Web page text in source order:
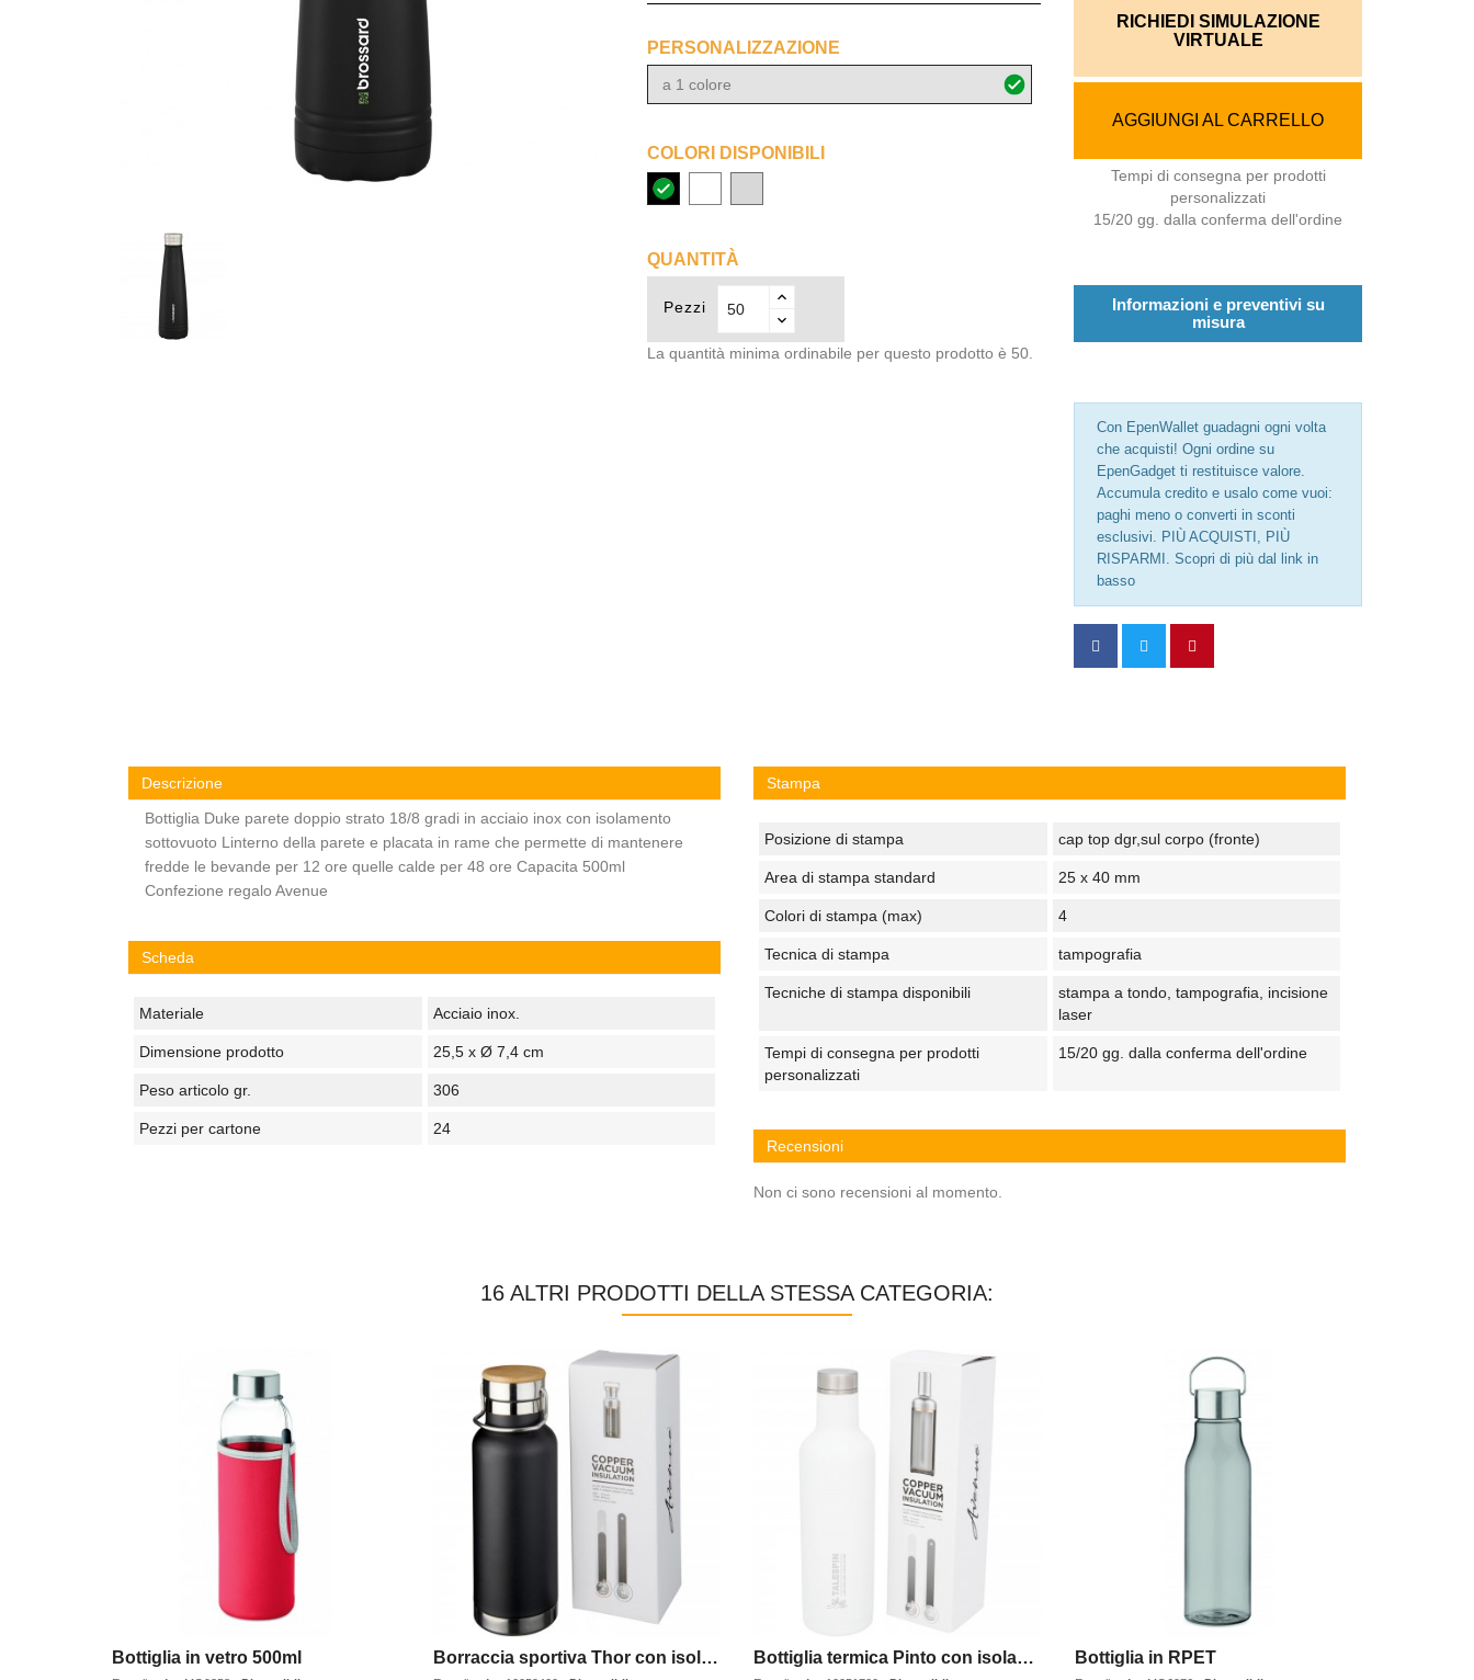
PERSONALIZZAZIONE
a 1 colore
COLORI DISPONIBILI
nero
QUANTITÀ
Pezzi
La quantità minima ordinabile per questo prodotto è 50.
RICHIEDI SIMULAZIONE
VIRTUALE
AGGIUNGI AL CARRELLO
Tempi di consegna per prodotti
personalizzati
15/20 gg. dalla conferma dell'ordine
Informazioni e preventivi su
misura
Con EpenWallet guadagni ogni volta
che acquisti! Ogni ordine su
EpenGadget ti restituisce valore.
Accumula credito e usalo come vuoi:
paghi meno o converti in sconti
esclusivi. PIÙ ACQUISTI, PIÙ
RISPARMI. Scopri di più dal link in
basso
Descrizione
Bottiglia Duke parete doppio strato 18/8 gradi in acciaio inox con isolamento
sottovuoto Linterno della parete e placata in rame che permette di mantenere
fredde le bevande per 12 ore quelle calde per 48 ore Capacita 500ml
Confezione regalo Avenue
Scheda
Materiale Acciaio inox.
Dimensione prodotto 25,5 x Ø 7,4 cm
Peso articolo gr. 306
Pezzi per cartone 24
Stampa
Posizione di stampa cap top dgr,sul corpo (fronte)
Area di stampa standard 25 x 40 mm
Colori di stampa (max) 4
Tecnica di stampa tampografia
Tecniche di stampa disponibili
stampa a tondo, tampografia, incisione
laser
Tempi di consegna per prodotti
personalizzati
15/20 gg. dalla conferma dell'ordine
Recensioni
Non ci sono recensioni al momento.
16 ALTRI PRODOTTI DELLA STESSA CATEGORIA:
Bottiglia in vetro 500ml Borraccia sportiva Thor con isolamento sottovuoto in rame da 480 ml Bottiglia termica Pinto con isolamento sottovuoto in rame da 750 ml Bottiglia in RPET